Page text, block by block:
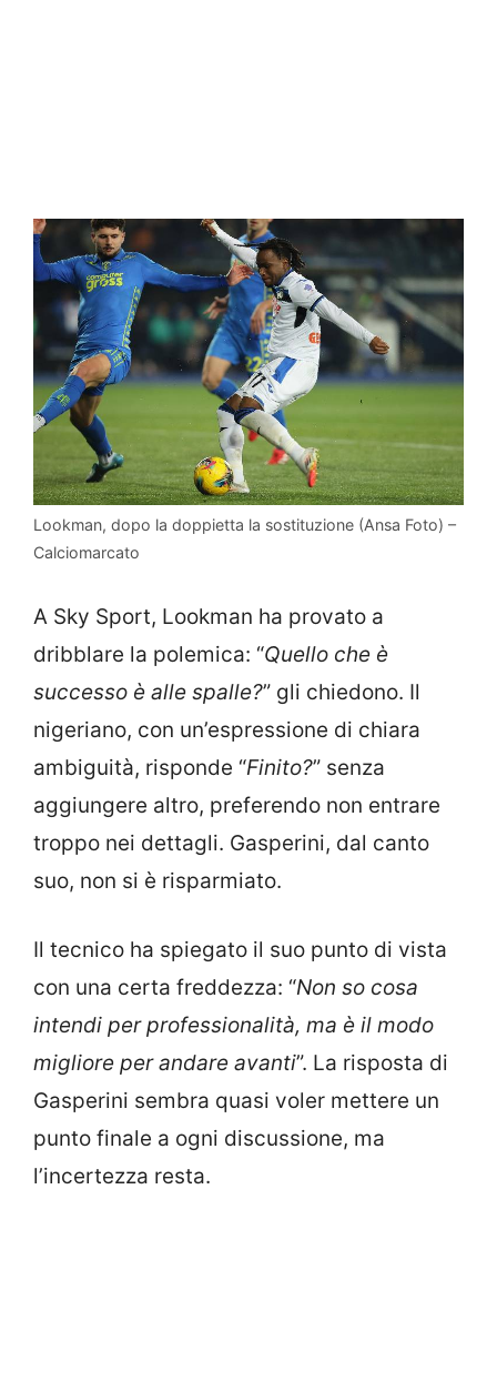
Lookman, dopo la doppietta la sostituzione (Ansa Foto) –
Calciomarcato
A Sky Sport, Lookman ha provato a
dribblare la polemica: “Quello che è
successo è alle spalle?” gli chiedono. Il
nigeriano, con un’espressione di chiara
ambiguità, risponde “Finito?” senza
aggiungere altro, preferendo non entrare
troppo nei dettagli. Gasperini, dal canto
suo, non si è risparmiato.
Il tecnico ha spiegato il suo punto di vista
con una certa freddezza: “Non so cosa
intendi per professionalità, ma è il modo
migliore per andare avanti”. La risposta di
Gasperini sembra quasi voler mettere un
punto finale a ogni discussione, ma
l’incertezza resta.